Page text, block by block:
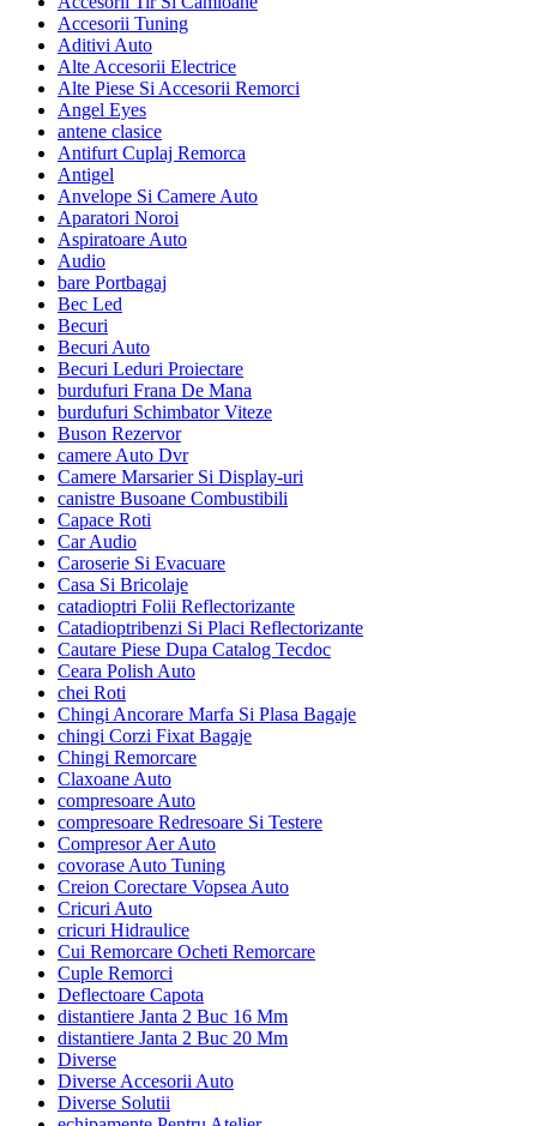
Accesorii Tuning
Aditivi Auto
Alte Accesorii Electrice
Alte Piese Si Accesorii Remorci
Angel Eyes
antene clasice
Antifurt Cuplaj Remorca
Antigel
Anvelope Si Camere Auto
Aparatori Noroi
Aspiratoare Auto
Audio
bare Portbagaj
Bec Led
Becuri
Becuri Auto
Becuri Leduri Proiectare
burdufuri Frana De Mana
burdufuri Schimbator Viteze
Buson Rezervor
camere Auto Dvr
Camere Marsarier Si Display-uri
canistre Busoane Combustibili
Capace Roti
Car Audio
Caroserie Si Evacuare
Casa Si Bricolaje
catadioptri Folii Reflectorizante
Catadioptribenzi Si Placi Reflectorizante
Cautare Piese Dupa Catalog Tecdoc
Ceara Polish Auto
chei Roti
Chingi Ancorare Marfa Si Plasa Bagaje
chingi Corzi Fixat Bagaje
Chingi Remorcare
Claxoane Auto
compresoare Auto
compresoare Redresoare Si Testere
Compresor Aer Auto
covorase Auto Tuning
Creion Corectare Vopsea Auto
Cricuri Auto
cricuri Hidraulice
Cui Remorcare Ocheti Remorcare
Cuple Remorci
Deflectoare Capota
distantiere Janta 2 Buc 16 Mm
distantiere Janta 2 Buc 20 Mm
Diverse
Diverse Accesorii Auto
Diverse Solutii